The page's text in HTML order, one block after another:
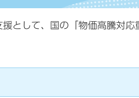
として、国の「物価高騰対